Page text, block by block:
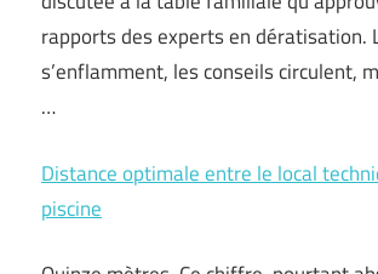
rapports des experts en dératisation.
s’enflamment, les conseils circulent,
…
Distance optimale entre le local
piscine